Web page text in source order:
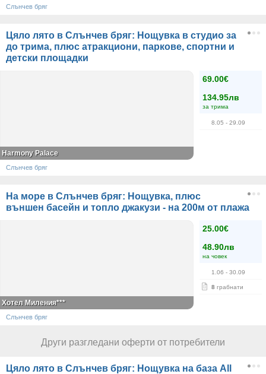
Слънчев бряг
Цяло лято в Слънчев бряг: Нощувка в студио за
до трима, плюс атракциони, паркове, спортни и
детски площадки
69.00€
134.95лв
за трима
8.05 - 29.09
Harmony Palace
Слънчев бряг
На море в Слънчев бряг: Нощувка, плюс
външен басейн и топло джакузи - на 200м от плажа
25.00€
48.90лв
на човек
1.06 - 30.09
8 грабнати
Хотел Миления***
Слънчев бряг
Други разгледани оферти от потребители
Цяло лято в Слънчев бряг: Нощувка на база All